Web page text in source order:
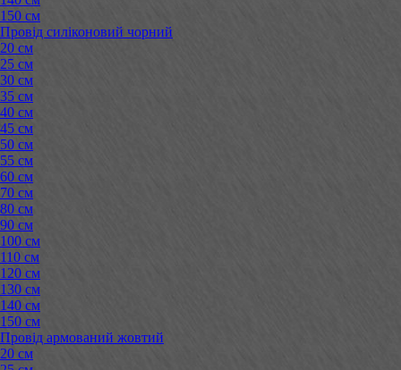
150 см
Провід силіконовий чорний
20 см
25 см
30 см
35 см
40 см
45 см
50 см
55 см
60 см
70 см
80 см
90 см
100 см
110 см
120 см
130 см
140 см
150 см
Провід армований жовтий
20 см